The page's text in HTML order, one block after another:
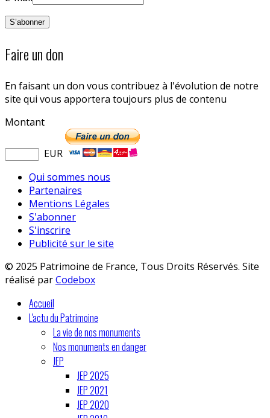
Faire un don
En faisant un don vous contribuez à l'évolution de notre
site qui vous apportera toujours plus de contenu
Montant
EUR
Qui sommes nous
Partenaires
Mentions Légales
S'abonner
S'inscrire
Publicité sur le site
© 2025 Patrimoine de France, Tous Droits Réservés. Site
réalisé parCodebox
Accueil
L'actu du Patrimoine
La vie de nos monuments
Nos monuments en danger
JEP
JEP 2025
JEP 2021
JEP 2020